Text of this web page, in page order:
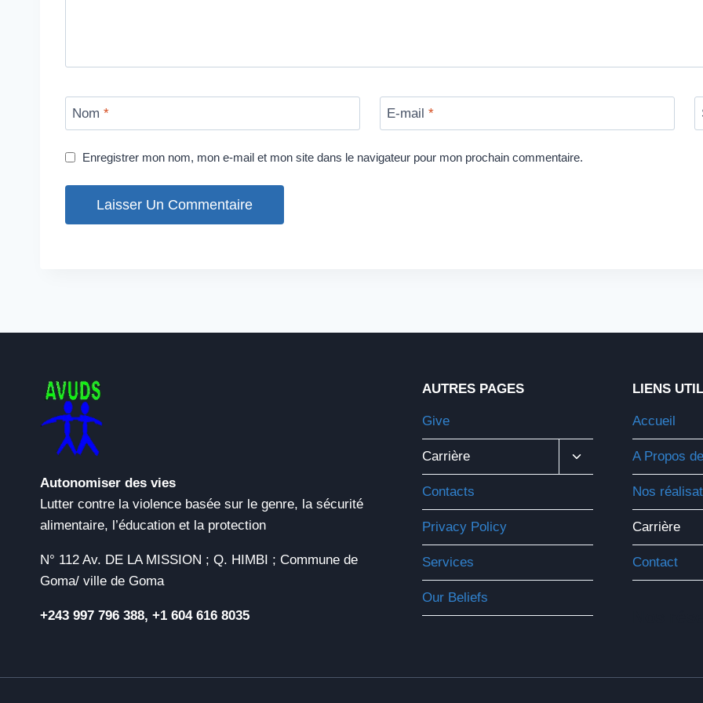
Nom * E-mail *
Enregistrer mon nom, mon e-mail et mon site dans le navigateur pour mon prochain commentaire.
Autonomiser des vies
Lutter contre la violence basée sur le genre, la sécurité
alimentaire, l’éducation et la protection
N° 112 Av. DE LA MISSION ; Q. HIMBI ; Commune de
Goma/ ville de Goma
+243 997 796 388, +1 604 616 8035
AUTRES PAGES
Give
Carrière
Ouvrir/fermer
Le
Contacts
Privacy Policy
Services
Our Beliefs
LIENS
Accueil
A Propos
Nos
Carrière
Contact